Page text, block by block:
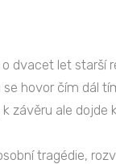
dvacet let starší
hovor čím dál
závěru ale
tragédie,